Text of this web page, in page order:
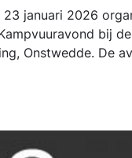
januari 2026
bij
Onstwedde. De